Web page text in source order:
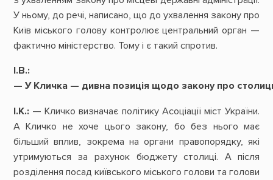
У ньому, до речі, написано, що до ухвалення закону про
Київ міського голову контролює центральний орган —
фактично міністерство. Тому і є такий спротив.
І.В.:
— У Кличка — дивна позиція щодо закону про
І.К.: — Кличко визначає політику Асоціації міст України.
А Кличко не хоче цього закону, бо без нього має
більший вплив, зокрема на органи правопорядку, які
утримуються за рахунок бюджету столиці. А після
розділення посад київського міського голови та голови